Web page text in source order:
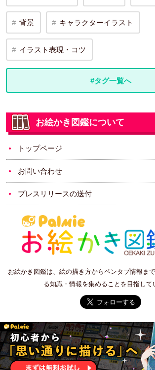
背景 キャラクターイラスト
イラスト表現・コツ
#タグ一覧へ
お絵かき図鑑について
トップページ
お問い合わせ
プレスリリースの送付
お絵かき図鑑は、絵の描き方からペンタブ情報ま
る知識・情報を集めることを目指して